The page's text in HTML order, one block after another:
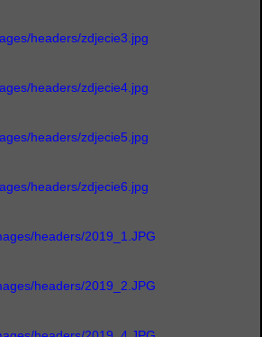
headers/zdjecie3.jpg
headers/zdjecie4.jpg
headers/zdjecie5.jpg
headers/zdjecie6.jpg
headers/2019_1.JPG
headers/2019_2.JPG